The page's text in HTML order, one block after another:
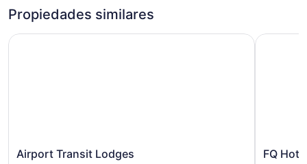
costo adicional. Dispone de estacionamiento gratuito.
Este hotel de 3 estrellas en Dar es Salaam permite fumar en
Guardería gratuita
Propiedades similares
Airport
Airport Transit Lodges
Airport Transit Lodges
FQ
FQ
FQ Hotel